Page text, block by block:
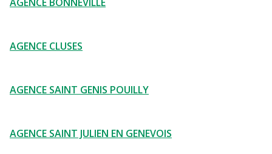
AGENCE CLUSES
AGENCE SAINT GENIS POUILLY
AGENCE SAINT JULIEN EN GENEVOIS